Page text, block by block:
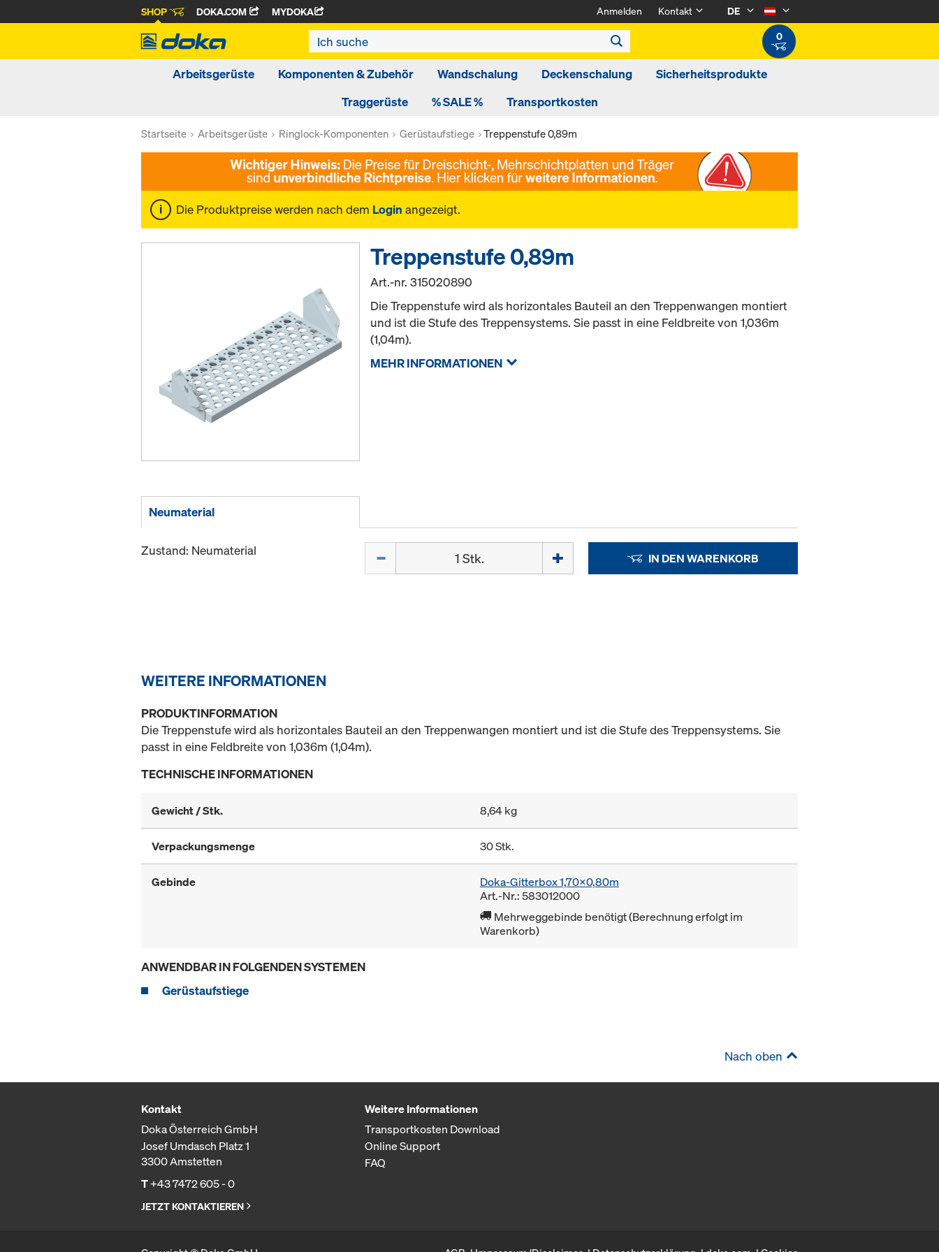
SHOP DOKA.COM MYDOKA Anmelden Kontakt
DE
0
Arbeitsgerüste Komponenten & Zubehör Wandschalung Deckenschalung
Sicherheitsprodukte
Traggerüste
% SALE % Transportkosten
Startseite Arbeitsgerüste Ringlock-Komponenten Gerüstaufstiege Treppenstufe 0,89m
Die Produktpreise werden nach dem Login angezeigt.
Treppenstufe 0,89m
Art.-nr.315020890
Die Treppenstufe wird als horizontales Bauteil an den Treppenwangen montiert
und ist die Stufe des Treppensystems. Sie passt in eine Feldbreite von 1,036m
(1,04m).
MEHR INFORMATIONEN
Neumaterial
Zustand: Neumaterial IN DEN WARENKORB
WEITERE INFORMATIONEN
PRODUKTINFORMATION
Die Treppenstufe wird als horizontales Bauteil an den Treppenwangen montiert und ist die Stufe des Treppensystems. Sie
passt in eine Feldbreite von 1,036m (1,04m).
TECHNISCHE INFORMATIONEN
Gewicht / Stk. 8,64 kg
Verpackungsmenge 30 Stk.
Gebinde
Doka-Gitterbox 1,70x0,80m
Art.-Nr.: 583012000
Mehrweggebinde benötigt (Berechnung erfolgt im
Warenkorb)
ANWENDBAR IN FOLGENDEN SYSTEMEN
Gerüstaufstiege
Nach oben
Kontakt
Doka Österreich GmbH
Josef Umdasch Platz 1
3300 Amstetten
T+43 7472 605 - 0
JETZT KONTAKTIEREN
Weitere Informationen
Transportkosten Download
Online Support
FAQ